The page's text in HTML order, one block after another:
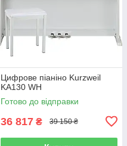
Цифрове піаніно Kurzweil
KA130 WH
Готово до відправки
36 817 ₴ 39 150 ₴